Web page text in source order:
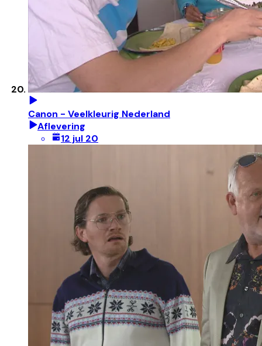
Canon - Veelkleurig Nederland
Aflevering
12 jul 20